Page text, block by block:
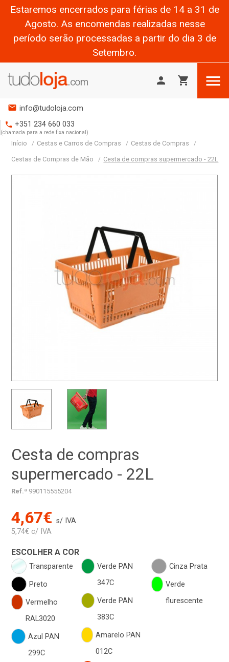
Estaremos encerrados para férias de 14 a 31 de
Agosto. As encomendas realizadas nesse
período serão processadas a partir do dia 3 de
Setembro.
person shopping_cart 
mail info@tudoloja.com
phone +351 234 660 033
(chamada para a rede fixa nacional)
Início Cestas e Carros de Compras Cestas de Compras
Cestas de Compras de Mão Cesta de compras supermercado - 22L
Cesta de compras
supermercado - 22L
Ref.ª 990115555204
4,67€ s/ IVA
5,74€ c/ IVA
ESCOLHER A COR
Transparente
Preto
Vermelho
RAL3020
Azul PAN
299C
Verde PAN
347C
Verde PAN
383C
Amarelo PAN
012C
Cinza Prata
Verde
flurescente